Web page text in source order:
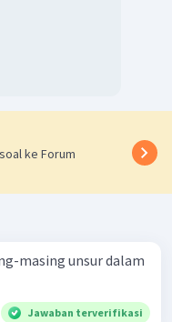
ke Forum
masing unsur dalam
Jawaban terverifikasi